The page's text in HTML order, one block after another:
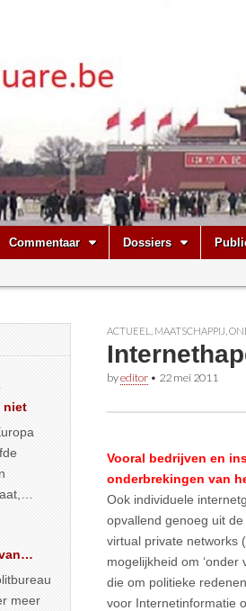
Commentaar Dossiers
ACTUEEL MAATSCHAPPIJ
byeditor • 22 mei 2011
Vooral bedrijven en
onderbrekingen van
Ook individuele
opvallend genoeg uit
virtual private networks
mogelijkheid om
die om politieke
voor Internetinformatie
niet
meer